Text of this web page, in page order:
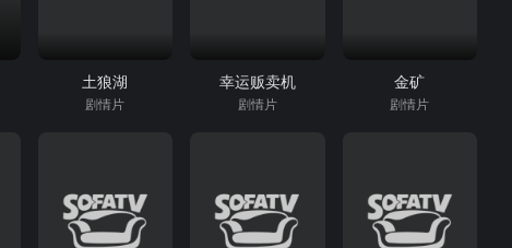
土狼湖
剧情片
幸运贩卖机
剧情片
金矿
剧情片